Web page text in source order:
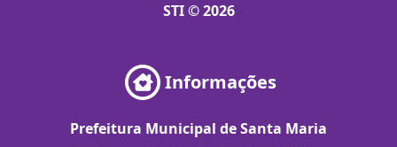
STI © 2026
Informações
Prefeitura Municipal de Santa Maria